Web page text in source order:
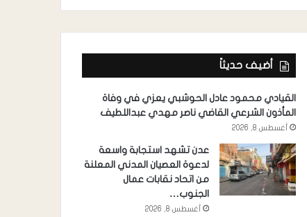
أضيف حديثاً
القيادي محمود عادل الحوشبي يعزي في وفاة
المأذون الشرعي القاضي ناصر مهدي عبداللطيف
أغسطس 8, 2026
عدن تشهد استجابة واسعة
لدعوة العصيان المدني المعلنة
من اتحاد نقابات عمال
الجنوب…
أغسطس 8, 2026